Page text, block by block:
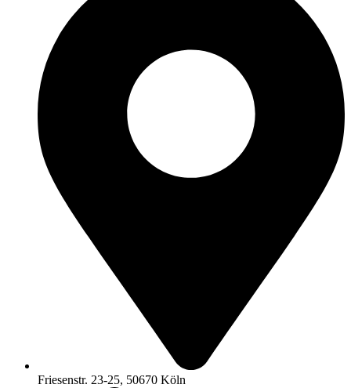
Friesenstr. 23-25, 50670 Köln